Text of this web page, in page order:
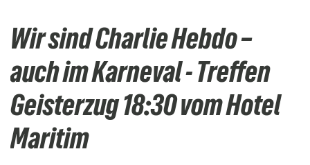
Wir sind Charlie Hebdo –
auch im Karneval - Treffen
Geisterzug 18:30 vom Hotel
Maritim